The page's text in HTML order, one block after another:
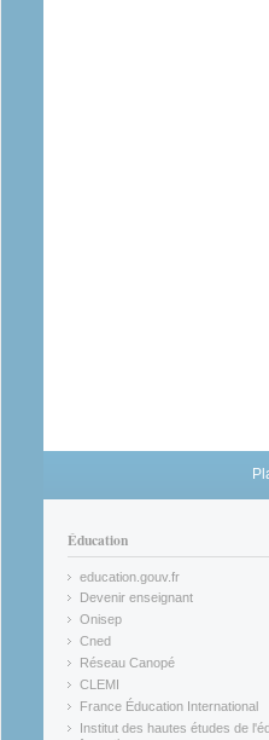
Éducation
education.gouv.fr
(link is external)
Devenir enseignant
(link is external)
Onisep
(link is external)
Cned
(link is external)
Réseau Canopé
(link is external)
CLEMI
(link is external)
France Éducation International
(link is external)
Institut des hautes études de